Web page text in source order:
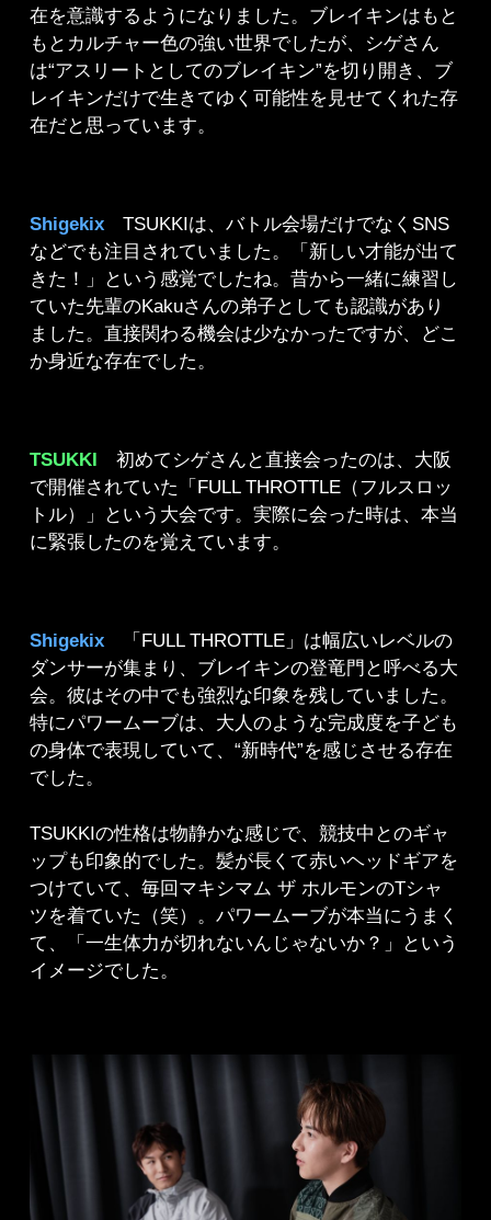
在を意識するようになりました。ブレイキンはもと
もとカルチャー色の強い世界でしたが、シゲさん
は“アスリートとしてのブレイキン”を切り開き、ブ
レイキンだけで生きてゆく可能性を見せてくれた存
在だと思っています。
Shigekix TSUKKIは、バトル会場だけでなくSNS
などでも注目されていました。「新しい才能が出て
きた！」という感覚でしたね。昔から一緒に練習し
ていた先輩のKakuさんの弟子としても認識があり
ました。直接関わる機会は少なかったですが、どこ
か身近な存在でした。
TSUKKI 初めてシゲさんと直接会ったのは、大阪
で開催されていた「FULL THROTTLE（フルスロッ
トル）」という大会です。実際に会った時は、本当
に緊張したのを覚えています。
Shigekix 「FULL THROTTLE」は幅広いレベルの
ダンサーが集まり、ブレイキンの登竜門と呼べる大
会。彼はその中でも強烈な印象を残していました。
特にパワームーブは、大人のような完成度を子ども
の身体で表現していて、“新時代”を感じさせる存在
でした。
TSUKKIの性格は物静かな感じで、競技中とのギャ
ップも印象的でした。髪が長くて赤いヘッドギアを
つけていて、毎回マキシマム ザ ホルモンのTシャ
ツを着ていた（笑）。パワームーブが本当にうまく
て、「一生体力が切れないんじゃないか？」という
イメージでした。